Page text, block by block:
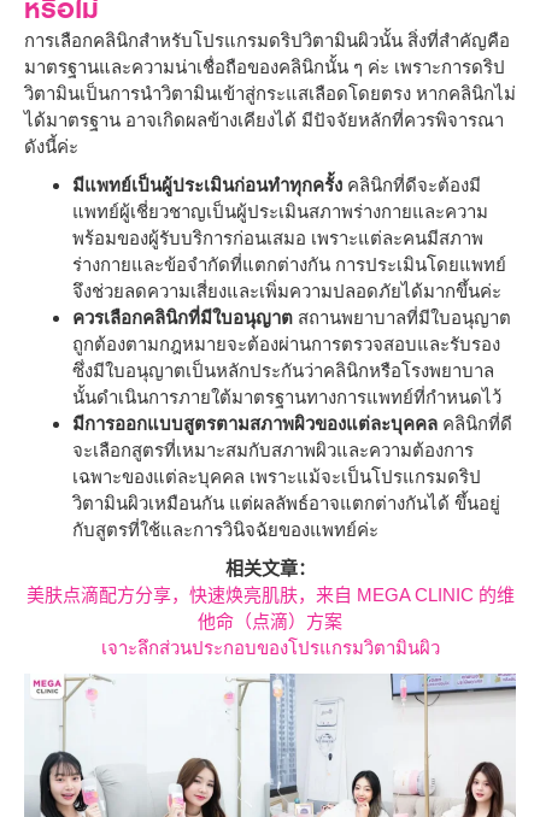
การเลือกคลินิกสำหรับโปรแกรมดริปวิตามินผิวนั้น สิ่งที่สำคัญคือ
มาตรฐานและความน่าเชื่อถือของคลินิกนั้น ๆ ค่ะ เพราะการดริป
วิตามินเป็นการนำวิตามินเข้าสู่กระแสเลือดโดยตรง หากคลินิกไม่
ได้มาตรฐาน อาจเกิดผลข้างเคียงได้ มีปัจจัยหลักที่ควรพิจารณา
ดังนี้ค่ะ
มีแพทย์เป็นผู้ประเมินก่อนทำทุกครั้ง คลินิกที่ดีจะต้องมี
แพทย์ผู้เชี่ยวชาญเป็นผู้ประเมินสภาพร่างกายและความ
พร้อมของผู้รับบริการก่อนเสมอ เพราะแต่ละคนมีสภาพ
ร่างกายและข้อจำกัดที่แตกต่างกัน การประเมินโดยแพทย์
จึงช่วยลดความเสี่ยงและเพิ่มความปลอดภัยได้มากขึ้นค่ะ
ควรเลือกคลินิกที่มีใบอนุญาต สถานพยาบาลที่มีใบอนุญาต
ถูกต้องตามกฎหมายจะต้องผ่านการตรวจสอบและรับรอง
ซึ่งมีใบอนุญาตเป็นหลักประกันว่าคลินิกหรือโรงพยาบาล
นั้นดำเนินการภายใต้มาตรฐานทางการแพทย์ที่กำหนดไว้
มีการออกแบบสูตรตามสภาพผิวของแต่ละบุคคล คลินิกที่ดี
จะเลือกสูตรที่เหมาะสมกับสภาพผิวและความต้องการ
เฉพาะของแต่ละบุคคล เพราะแม้จะเป็นโปรแกรมดริป
วิตามินผิวเหมือนกัน แต่ผลลัพธ์อาจแตกต่างกันได้ ขึ้นอยู่
กับสูตรที่ใช้และการวินิจฉัยของแพทย์ค่ะ
相关文章：
美肤点滴配方分享，快速焕亮肌肤，来自 MEGA CLINIC 的维
他命（点滴）方案
เจาะลึกส่วนประกอบของโปรแกรมวิตามินผิว